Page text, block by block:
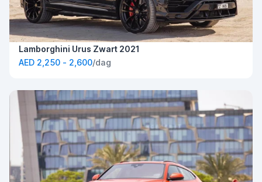
Lamborghini Urus Zwart 2021
AED 2,250 - 2,600/dag